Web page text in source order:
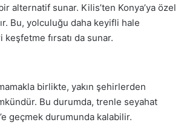
alternatif sunar. Kilis’ten Konya’ya özel
Bu, yolculuğu daha keyifli hale
fırsatı da sunar.
birlikte, yakın şehirlerden
Bu durumda, trenle seyahat
geçmek durumunda kalabilir.